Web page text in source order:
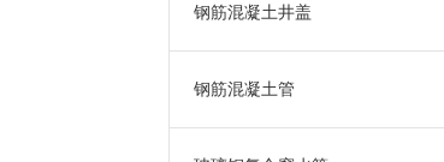
钢筋混凝土井盖
钢筋混凝土管